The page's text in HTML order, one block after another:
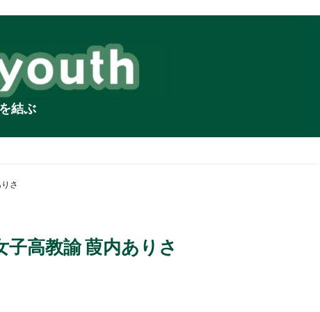
結ぶ
さ
高教諭 葭内ありさ